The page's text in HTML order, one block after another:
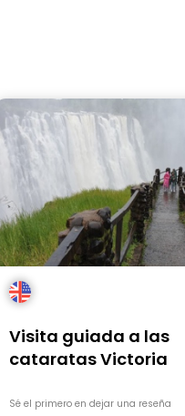
Visita guiada a las
cataratas Victoria
Sé el primero en dejar una reseña